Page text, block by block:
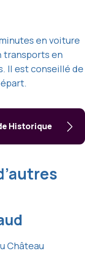
en voiture
transports en
Il est conseillé de
Historique
Château